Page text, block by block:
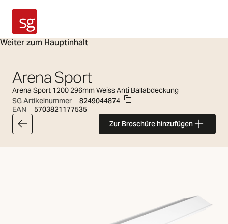
Weiter zum Hauptinhalt
SG Armaturen
Arena Sport
Arena Sport 1200 296mm Weiss Anti Ballabdeckung
SG Artikelnummer
8249044874
EAN
5703821177535
Zurück zur Artikelliste Zur Broschüre hinzufügen